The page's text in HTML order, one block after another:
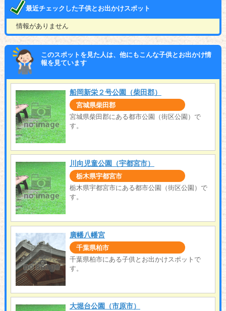
最近チェックした子供とお出かけスポット
情報がありません
このスポットを見た人は、他にもこんな子供とお出かけ情
報を見ています
船岡新栄２号公園（柴田郡）
宮城県柴田郡
宮城県柴田郡にある都市公園（街区公園）で
す。
川向児童公園（宇都宮市）
栃木県宇都宮市
栃木県宇都宮市にある都市公園（街区公園）で
す。
廣幡八幡宮
千葉県柏市
千葉県柏市にある子供とお出かけスポットで
す。
大堀台公園（市原市）